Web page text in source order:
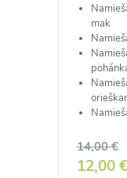
mak
14,00 €
12,00 €